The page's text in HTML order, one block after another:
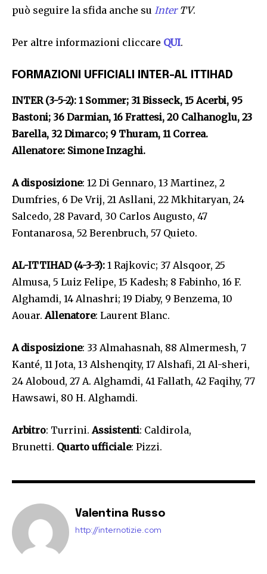
può seguire la sfida anche su InterTV.
Per altre informazioni cliccare QUI.
FORMAZIONI UFFICIALI INTER-AL ITTIHAD
INTER (3-5-2): 1 Sommer; 31 Bisseck, 15 Acerbi, 95
Bastoni; 36 Darmian, 16 Frattesi, 20 Calhanoglu, 23
Barella, 32 Dimarco; 9 Thuram, 11 Correa.
Allenatore: Simone Inzaghi.
A disposizione: 12 Di Gennaro, 13 Martinez, 2
Dumfries, 6 De Vrij, 21 Asllani, 22 Mkhitaryan, 24
Salcedo, 28 Pavard, 30 Carlos Augusto, 47
Fontanarosa, 52 Berenbruch, 57 Quieto.
AL-ITTIHAD (4-3-3): 1 Rajkovic; 37 Alsqoor, 25
Almusa, 5 Luiz Felipe, 15 Kadesh; 8 Fabinho, 16 F.
Alghamdi, 14 Alnashri; 19 Diaby, 9 Benzema, 10
Aouar. Allenatore: Laurent Blanc.
A disposizione: 33 Almahasnah, 88 Almermesh, 7
Kanté, 11 Jota, 13 Alshenqity, 17 Alshafi, 21 Al-sheri,
24 Aloboud, 27 A. Alghamdi, 41 Fallath, 42 Faqihy, 77
Hawsawi, 80 H. Alghamdi.
Arbitro: Turrini. Assistenti: Caldirola,
Brunetti. Quarto ufficiale: Pizzi.
Valentina Russo
http://internotizie.com